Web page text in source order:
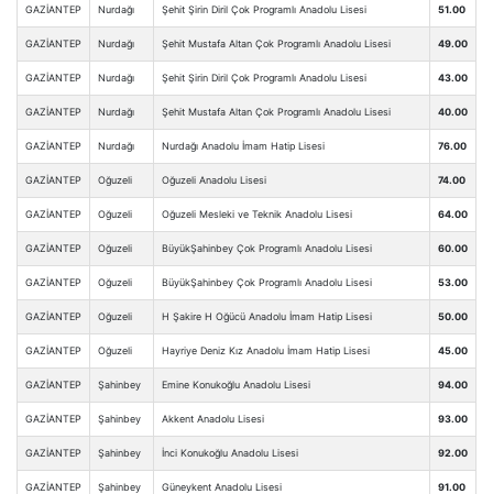
GAZİANTEP Nurdağı Şehit Şirin Diril Çok Programlı Anadolu Lisesi 51.00
GAZİANTEP Nurdağı Şehit Mustafa Altan Çok Programlı Anadolu Lisesi 49.00
GAZİANTEP Nurdağı Şehit Şirin Diril Çok Programlı Anadolu Lisesi 43.00
GAZİANTEP Nurdağı Şehit Mustafa Altan Çok Programlı Anadolu Lisesi 40.00
GAZİANTEP Nurdağı Nurdağı Anadolu İmam Hatip Lisesi 76.00
GAZİANTEP Oğuzeli Oğuzeli Anadolu Lisesi 74.00
GAZİANTEP Oğuzeli Oğuzeli Mesleki ve Teknik Anadolu Lisesi 64.00
GAZİANTEP Oğuzeli BüyükŞahinbey Çok Programlı Anadolu Lisesi 60.00
GAZİANTEP Oğuzeli BüyükŞahinbey Çok Programlı Anadolu Lisesi 53.00
GAZİANTEP Oğuzeli H Şakire H Oğücü Anadolu İmam Hatip Lisesi 50.00
GAZİANTEP Oğuzeli Hayriye Deniz Kız Anadolu İmam Hatip Lisesi 45.00
GAZİANTEP Şahinbey Emine Konukoğlu Anadolu Lisesi 94.00
GAZİANTEP Şahinbey Akkent Anadolu Lisesi 93.00
GAZİANTEP Şahinbey İnci Konukoğlu Anadolu Lisesi 92.00
GAZİANTEP Şahinbey Güneykent Anadolu Lisesi 91.00